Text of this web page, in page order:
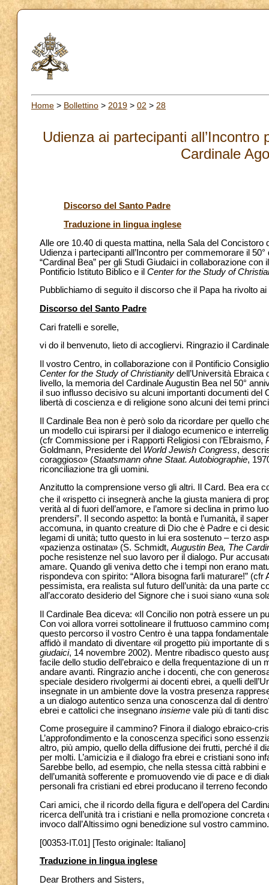
Home > Bollettino > 2019 > 02 > 28
Udienza ai partecipanti
Cardinale
Discorso del Santo Padre
Traduzione in lingua inglese
Alle ore 10.40 di questa mattina, nella Sala del
Udienza i partecipanti all’Incontro per commemorare il
“Cardinal Bea” per gli Studi Giudaici in collaborazione
Pontificio Istituto Biblico e il Center for the Study of
Pubblichiamo di seguito il discorso che il Papa ha rivolto ai
Discorso del Santo Padre
Cari fratelli e sorelle,
vi do il benvenuto, lieto di accogliervi. Ringrazio il
Il vostro Centro, in collaborazione con il Pontificio
Center for the Study of Christianity dell’Università
livello, la memoria del Cardinale Augustin Bea nel 50°
il suo influsso decisivo su alcuni importanti documenti del
libertà di coscienza e di religione sono alcuni dei temi
Il Cardinale Bea non è però solo da ricordare per quello
un modello cui ispirarsi per il dialogo ecumenico e
(cfr Commissione per i Rapporti Religiosi con l’Ebraismo,
Goldmann, Presidente del World Jewish Congress,
coraggioso» (Staatsmann ohne Staat. Autobiographie,
riconciliazione tra gli uomini.
Anzitutto la comprensione verso gli altri. Il Card. Bea era
che il «rispetto ci insegnerà anche la giusta maniera di
verità al di fuori dell’amore, e l’amore si declina in primo
prendersi”. Il secondo aspetto: la bontà e l’umanità, il
accomuna, in quanto creature di Dio che è Padre e ci
legami di unità; tutto questo in lui era sostenuto – terzo
«pazienza ostinata» (S. Schmidt, Augustin Bea, The
poche resistenze nel suo lavoro per il dialogo. Pur
amare. Quando gli veniva detto che i tempi non erano
rispondeva con spirito: “Allora bisogna farli maturare!” (cfr
pessimista, era realista sul futuro dell’unità: da una parte
all’accorato desiderio del Signore che i suoi siano «una
Il Cardinale Bea diceva: «Il Concilio non potrà essere un
Con voi allora vorrei sottolineare il fruttuoso cammino
questo percorso il vostro Centro è una tappa
affidò il mandato di diventare «il progetto più importante di
giudaici, 14 novembre 2002). Mentre ribadisco questo
facile dello studio dell’ebraico e della frequentazione di
andare avanti. Ringrazio anche i docenti, che con
speciale desidero rivolgermi ai docenti ebrei, a quelli
insegnate in un ambiente dove la vostra presenza
a un dialogo autentico senza una conoscenza dal di
ebrei e cattolici che insegnano insieme vale più di tanti
Come proseguire il cammino? Finora il dialogo ebraico-
L’approfondimento e la conoscenza specifici sono
altro, più ampio, quello della diffusione dei frutti, perché il
per molti. L’amicizia e il dialogo fra ebrei e cristiani sono
Sarebbe bello, ad esempio, che nella stessa città rabbini
dell’umanità sofferente e promuovendo vie di pace e di
personali fra cristiani ed ebrei producano il terreno
Cari amici, che il ricordo della figura e dell’opera del
ricerca dell’unità tra i cristiani e nella promozione
invoco dall’Altissimo ogni benedizione sul vostro
[00353-IT.01] [Testo originale: Italiano]
Traduzione in lingua inglese
Dear Brothers and Sisters,